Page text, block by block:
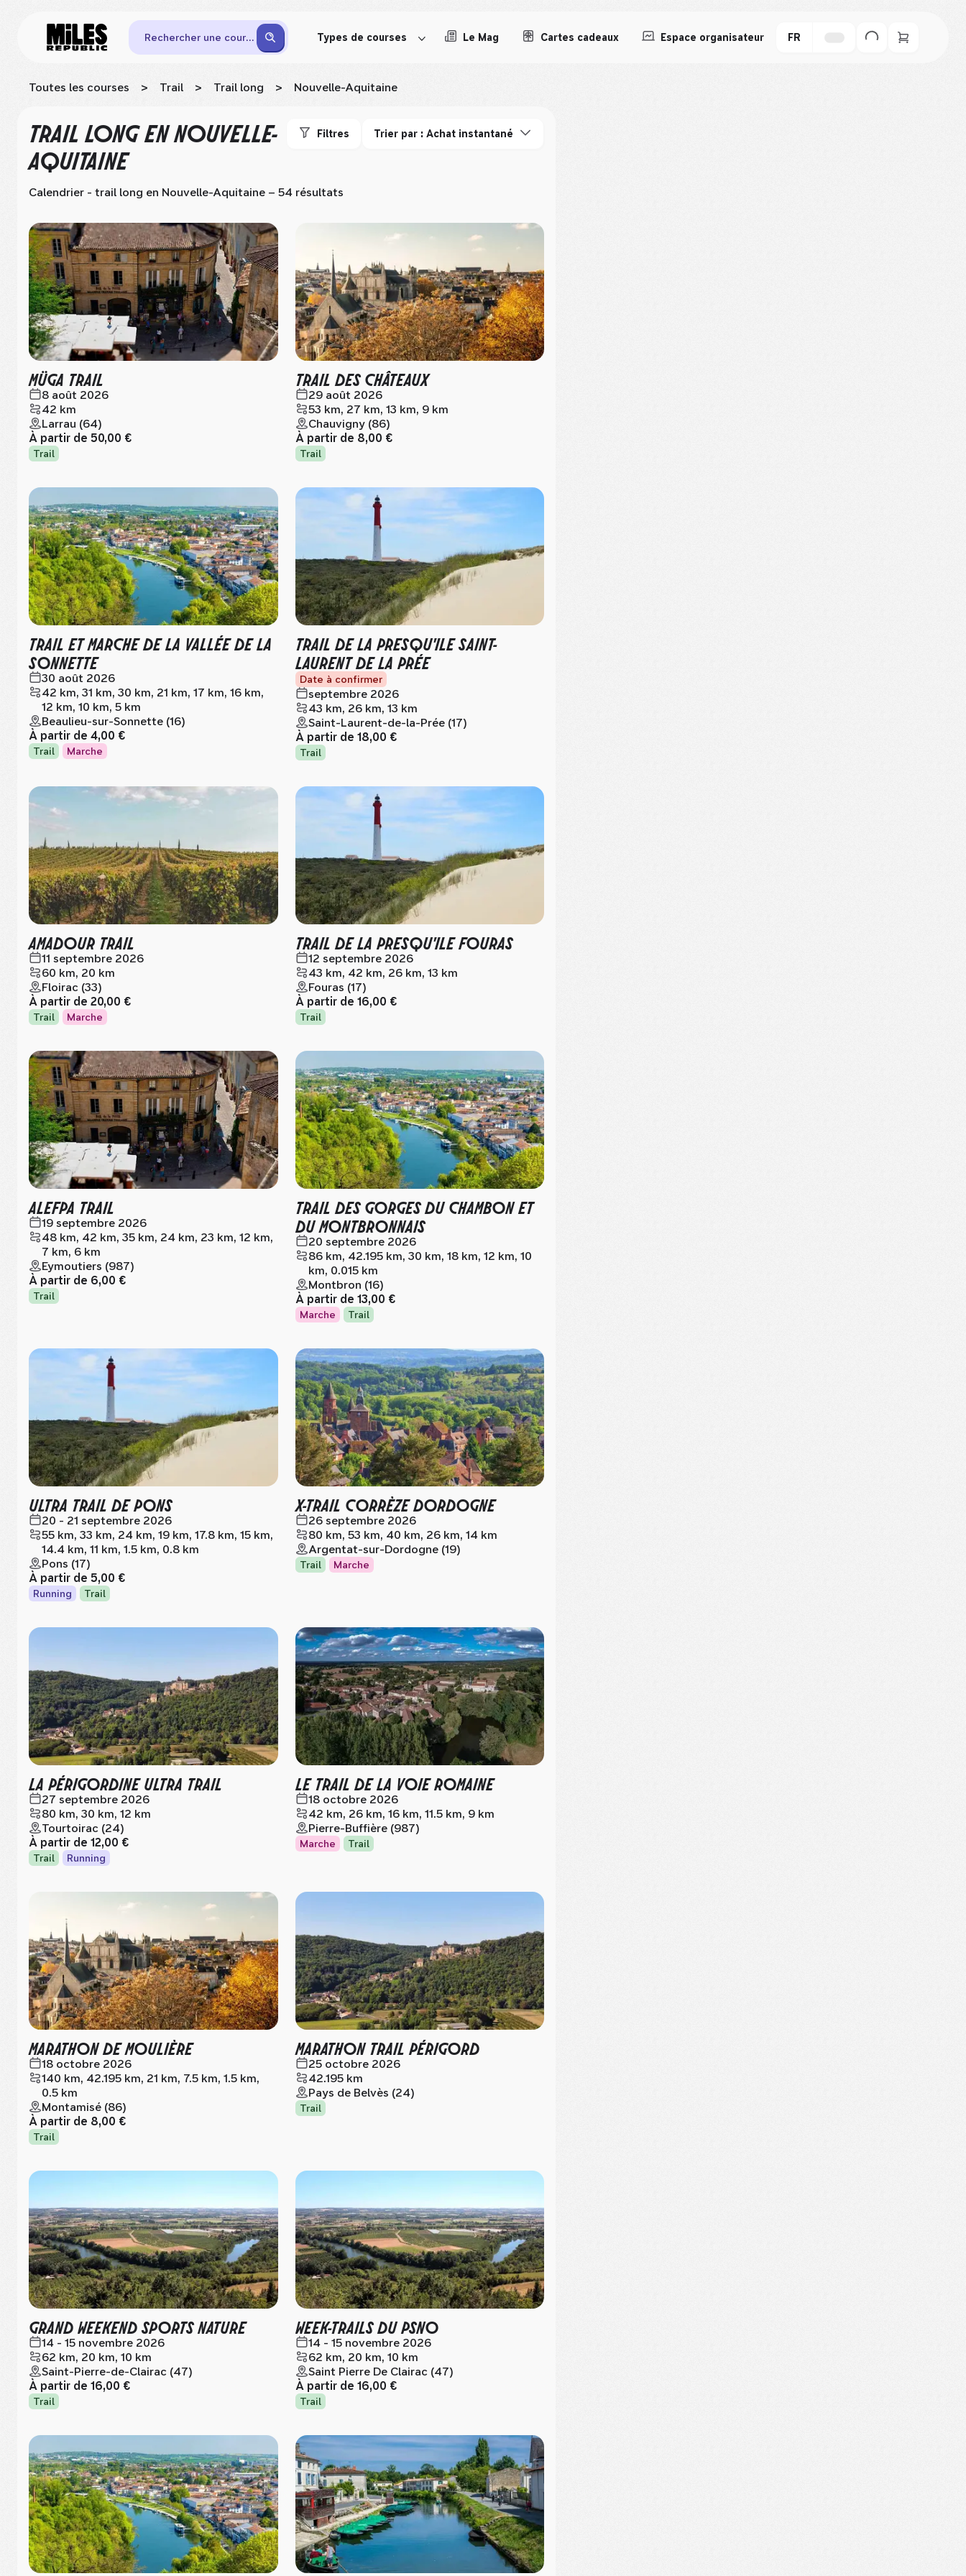
Rechercher une course Types de courses Le Mag Cartes cadeaux Espace organisateur FR
Toutes les courses > Trail > Trail long > Nouvelle-Aquitaine
TRAIL LONGEN NOUVELLE-
AQUITAINE
Filtres Trier par : Achat instantané
Calendrier - trail long en Nouvelle-Aquitaine – 54 résultats
MÜGA TRAIL
8 août 2026
42 km
Larrau (64)
À partir de 50,00 €
Trail
TRAIL DES CHÂTEAUX
29 août 2026
53 km, 27 km, 13 km, 9 km
Chauvigny (86)
À partir de 8,00 €
Trail
TRAIL ET MARCHE DE LA VALLÉE DE LA
SONNETTE
30 août 2026
42 km, 31 km, 30 km, 21 km, 17 km, 16 km,
12 km, 10 km, 5 km
Beaulieu-sur-Sonnette (16)
À partir de 4,00 €
Trail Marche
TRAIL DE LA PRESQU'ILE SAINT-
LAURENT DE LA PRÉE
Date à confirmer
septembre 2026
43 km, 26 km, 13 km
Saint-Laurent-de-la-Prée (17)
À partir de 18,00 €
Trail
AMADOUR TRAIL
11 septembre 2026
60 km, 20 km
Floirac (33)
À partir de 20,00 €
Trail Marche
TRAIL DE LA PRESQU'ILE FOURAS
12 septembre 2026
43 km, 42 km, 26 km, 13 km
Fouras (17)
À partir de 16,00 €
Trail
ALEFPA TRAIL
19 septembre 2026
48 km, 42 km, 35 km, 24 km, 23 km, 12 km,
7 km, 6 km
Eymoutiers (987)
À partir de 6,00 €
Trail
TRAIL DES GORGES DU CHAMBON ET
DU MONTBRONNAIS
20 septembre 2026
86 km, 42.195 km, 30 km, 18 km, 12 km, 10
km, 0.015 km
Montbron (16)
À partir de 13,00 €
Marche Trail
ULTRA TRAIL DE PONS
20 - 21 septembre 2026
55 km, 33 km, 24 km, 19 km, 17.8 km, 15 km,
14.4 km, 11 km, 1.5 km, 0.8 km
Pons (17)
À partir de 5,00 €
Running Trail
X-TRAIL CORRÈZE DORDOGNE
26 septembre 2026
80 km, 53 km, 40 km, 26 km, 14 km
Argentat-sur-Dordogne (19)
Trail Marche
LA PÉRIGORDINE ULTRA TRAIL
27 septembre 2026
80 km, 30 km, 12 km
Tourtoirac (24)
À partir de 12,00 €
Trail Running
LE TRAIL DE LA VOIE ROMAINE
18 octobre 2026
42 km, 26 km, 16 km, 11.5 km, 9 km
Pierre-Buffière (987)
Marche Trail
MARATHON DE MOULIÈRE
18 octobre 2026
140 km, 42.195 km, 21 km, 7.5 km, 1.5 km,
0.5 km
Montamisé (86)
À partir de 8,00 €
Trail
MARATHON TRAIL PÉRIGORD
25 octobre 2026
42.195 km
Pays de Belvès (24)
Trail
GRAND WEEKEND SPORTS NATURE
14 - 15 novembre 2026
62 km, 20 km, 10 km
Saint-Pierre-de-Clairac (47)
À partir de 16,00 €
Trail
WEEK-TRAILS DU PSNO
14 - 15 novembre 2026
62 km, 20 km, 10 km
Saint Pierre De Clairac (47)
À partir de 16,00 €
Trail